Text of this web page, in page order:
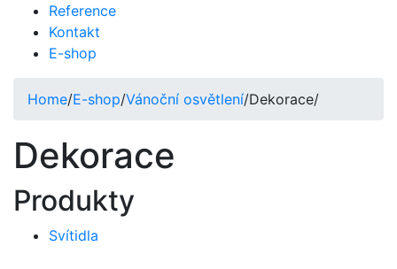
Reference
Kontakt
E-shop
Home/E-shop/Vánoční osvětlení/Dekorace/
Dekorace
Produkty
Svítidla